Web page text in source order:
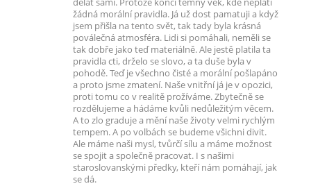
dělat sami. Protože končí temný věk, kde neplatí
žádná morální pravidla. Já už dost pamatuji a když
jsem přišla na tento svět, tak tady byla krásná
poválečná atmosféra. Lidi si pomáhali, neměli se
tak dobře jako teď materiálně. Ale jestě platila ta
pravidla cti, drželo se slovo, a ta duše byla v
pohodě. Teď je všechno čisté a morální pošlapáno
a proto jsme zmatení. Naše vnitřní já je v opozici,
proti tomu co v realitě prožíváme. Zbytečně se
rozdělujeme a hádáme kvůli nedůležitým věcem.
A to zlo graduje a mění naše životy velmi rychlým
tempem. A po volbách se budeme všichni divit.
Ale máme naši mysl, tvůrčí sílu a máme možnost
se spojit a společně pracovat. I s našimi
staroslovanskými předky, kteří nám pomáhají, jak
se dá.